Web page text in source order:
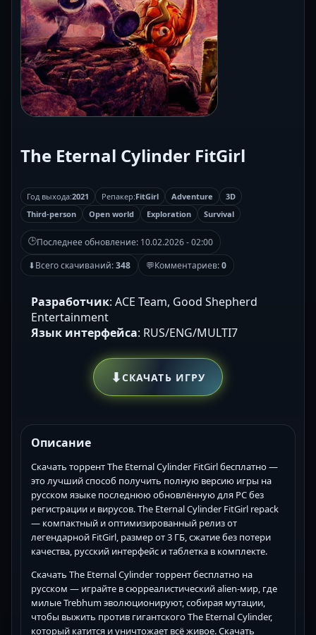
The Eternal Cylinder FitGirl
Год выхода:2021 Репакер:FitGirl Adventure
3D
Third-person
Open world Exploration Survival
🕒Последнее обновление: 10.02.2026 - 02:00
⬇Всего скачиваний:348 💬Комментариев:0
Разработчик: ACE Team, Good Shepherd
Entertainment
Язык интерфейса: RUS/ENG/MULTI7
⬇СКАЧАТЬ ИГРУ
Описание
Скачать торрент The Eternal Cylinder FitGirl бесплатно —
это лучший способ получить полную версию игры на
русском языке последнюю обновлённую для PC без
регистрации и вирусов. The Eternal Cylinder FitGirl repack
— компактный и оптимизированный релиз от
легендарной FitGirl, размер от 3 ГБ, сжатие без потери
качества, русский интерфейс и таблетка в комплекте.
Скачать The Eternal Cylinder торрент бесплатно на
русском — играйте в сюрреалистический alien-мир, где
милые Trebhum эволюционируют, собирая мутации,
чтобы выжить против гигантского The Eternal Cylinder,
который катится и уничтожает всё живое. Скачать